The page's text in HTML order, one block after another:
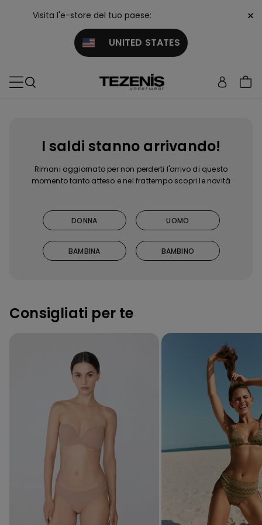
I saldi stanno arrivando!
Rimani aggiornato per non perderti l'arrivo di questo
momento tanto atteso e nel frattempo scopri le novità
DONNA UOMO
BAMBINA BAMBINO
Consigliati per te
Visita l'e-store del tuo paese:
UNITED STATES
×